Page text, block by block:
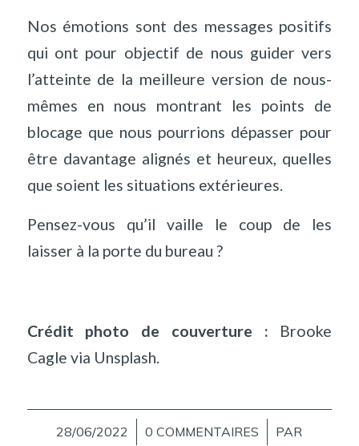
Nos émotions sont des messages positifs
qui ont pour objectif de nous guider vers
l’atteinte de la meilleure version de nous-
mêmes en nous montrant les points de
blocage que nous pourrions dépasser pour
être davantage alignés et heureux, quelles
que soient les situations extérieures.
Pensez-vous qu’il vaille le coup de les
laisser à la porte du bureau ?
Crédit photo de couverture :
Brooke
Cagle via Unsplash.
28/06/2022
/ 0 COMMENTAIRES
/
PAR